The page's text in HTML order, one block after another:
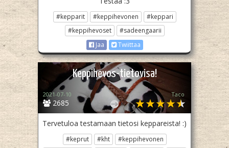
#kepparit #keppihevonen
#keppari
#keppihevoset
#sadeengaarii
Jaa
Twiittaa
Keppihevos-tietovisa!
2685
2021-07-10 Taco
Tervetuloa testamaan tietosi keppareista! :)
#keprut #kht
#keppihevonen